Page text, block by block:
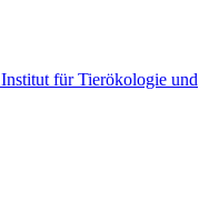
Institut für Tierökologie und